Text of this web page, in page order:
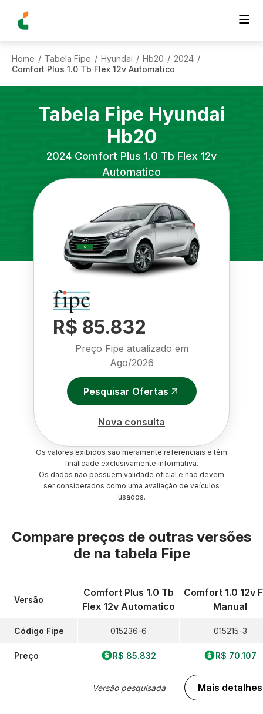
Home / Tabela Fipe / Hyundai / Hb20 / 2024 /
Comfort Plus 1.0 Tb Flex 12v Automatico
Tabela Fipe Hyundai
Hb20
2024 Comfort Plus 1.0 Tb Flex 12v
Automatico
R$ 85.832
Preço Fipe atualizado em
Ago/2026
Pesquisar Ofertas
Nova consulta
Os valores exibidos são meramente referenciais e têm
finalidade exclusivamente informativa.
Os dados não possuem validade oficial e não devem
ser considerados como uma avaliação de veículos
usados.
Compare preços de outras versões
de na tabela Fipe
Versão
Código Fipe
Preço
Comfort Plus 1.0 Tb
Flex 12v Automatico
015236-6
R$ 85.832
Versão pesquisada
Comfort 1.0 12v
Manual
015215-3
R$ 70.107
Mais detalhes